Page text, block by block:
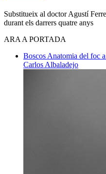
Substitueix al doctor Agustí
durant els darrers quatre anys
ARA A PORTADA
Boscos Anatomia del foc
Carlos Albaladejo